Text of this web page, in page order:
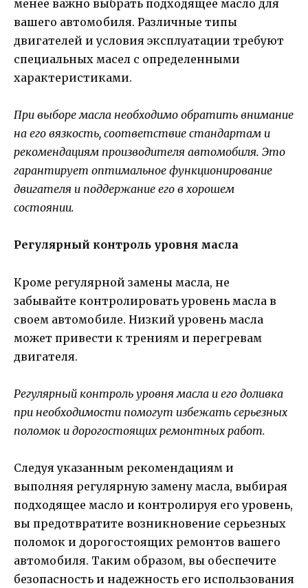
менее важно выбрать подходящее масло для
вашего автомобиля. Различные типы
двигателей и условия эксплуатации требуют
специальных масел с определенными
характеристиками.
При выборе масла необходимо обратить внимание
на его вязкость, соответствие стандартам и
рекомендациям производителя автомобиля. Это
гарантирует оптимальное функционирование
двигателя и поддержание его в хорошем
состоянии.
Регулярный контроль уровня масла
Кроме регулярной замены масла, не
забывайте контролировать уровень масла в
своем автомобиле. Низкий уровень масла
может привести к трениям и перегревам
двигателя.
Регулярный контроль уровня масла и его доливка
при необходимости помогут избежать серьезных
поломок и дорогостоящих ремонтных работ.
Следуя указанным рекомендациям и
выполняя регулярную замену масла, выбирая
подходящее масло и контролируя его уровень,
вы предотвратите возникновение серьезных
поломок и дорогостоящих ремонтов вашего
автомобиля. Таким образом, вы обеспечите
безопасность и надежность его использования